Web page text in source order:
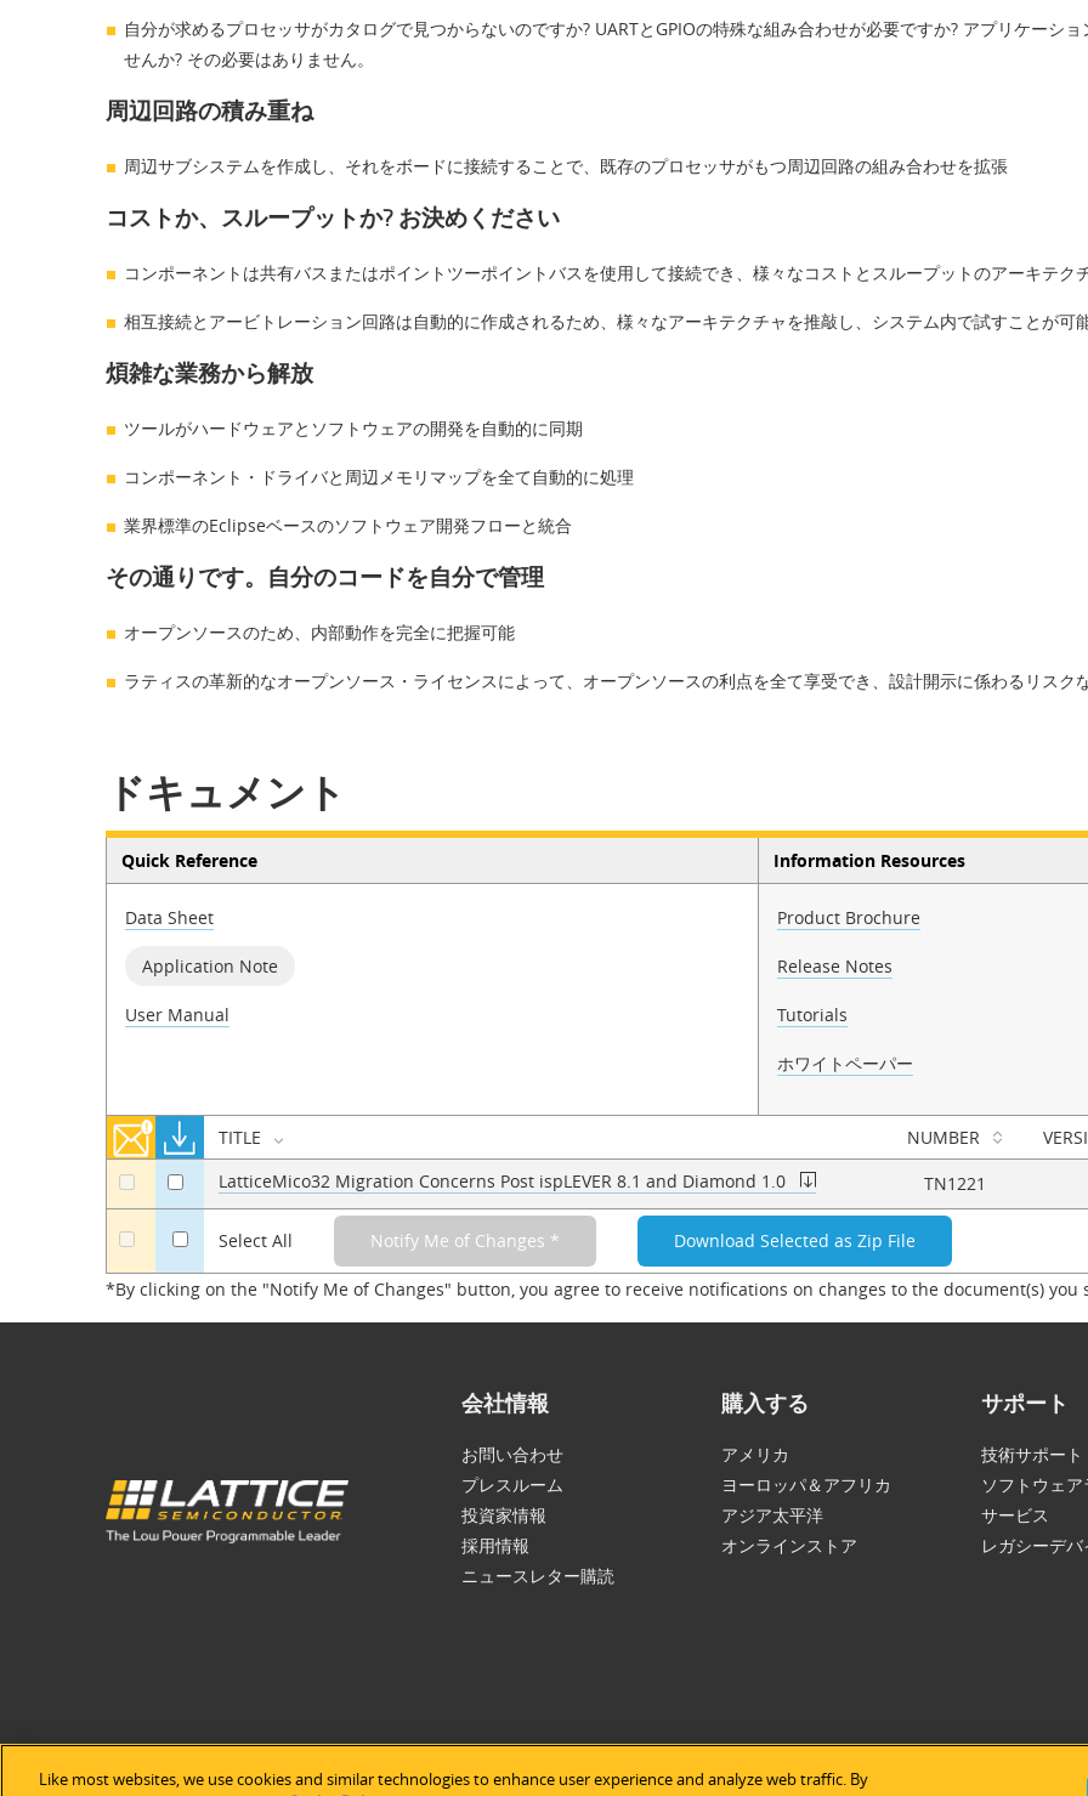
自分が求めるプロセッサがカタログで見つからないのですか? UARTとGPIOの特殊な組み合わせが必要ですか? アプリケーシ
せんか? その必要はありません。
周辺回路の積み重ね
周辺サブシステムを作成し、それをボードに接続することで、既存のプロセッサがもつ周辺回路の組み合わせを拡張
コストか、スループットか? お決めください
コンポーネントは共有バスまたはポイントツーポイントバスを使用して接続でき、様々なコストとスループットのアーキテク
相互接続とアービトレーション回路は自動的に作成されるため、様々なアーキテクチャを推敲し、システム内で試すことが可
煩雑な業務から解放
ツールがハードウェアとソフトウェアの開発を自動的に同期
コンポーネント・ドライバと周辺メモリマップを全て自動的に処理
業界標準のEclipseベースのソフトウェア開発フローと統合
その通りです。自分のコードを自分で管理
オープンソースのため、内部動作を完全に把握可能
ラティスの革新的なオープンソース・ライセンスによって、オープンソースの利点を全て享受でき、設計開示に係わるリスク
ドキュメント
Quick Reference
Data Sheet
Application Note
User Manual
Information Resources
Product Brochure
Release Notes
Tutorials
ホワイトペーパー
TITLE NUMBER
a Select All
a a LatticeMico32 Migration Concerns Post ispLEVER 8.1 and Diamond 1.0 TN1221
*By clicking on the "Notify Me of Changes" button, you agree to receive notifications on changes to the document(s) you
会社情報
お問い合わせ
プレスルーム
投資家情報
採用情報
ニュースレター購読
購入する
アメリカ
ヨーロッパ＆アフリカ
アジア太平洋
オンラインストア
サポート
技術サポート
ソフトウェ
サービス
レガシーデ
©2026 Lattice Semiconductor|免責事項 |プライバシープリシー
Like most websites, we use cookies and similar technologies to enhance user experience and analyze web traffic. By